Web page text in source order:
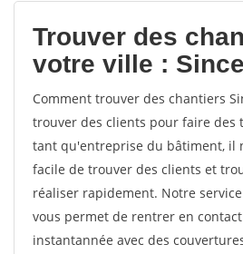
votes
Trouver des
votre ville :
Comment trouver des chantiers
trouver des clients pour faire des
tant qu'entreprise du bâtiment, il
facile de trouver des clients et
réaliser rapidement. Notre
vous permet de rentrer en
instantannée avec des